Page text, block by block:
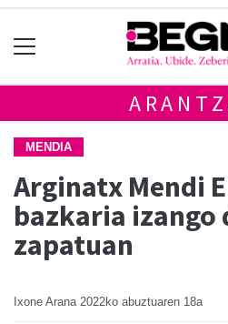
MENDIA
Arginatx Mendi
bazkaria izango
zapatuan
Ixone Arana 2022ko abuztuaren 18a